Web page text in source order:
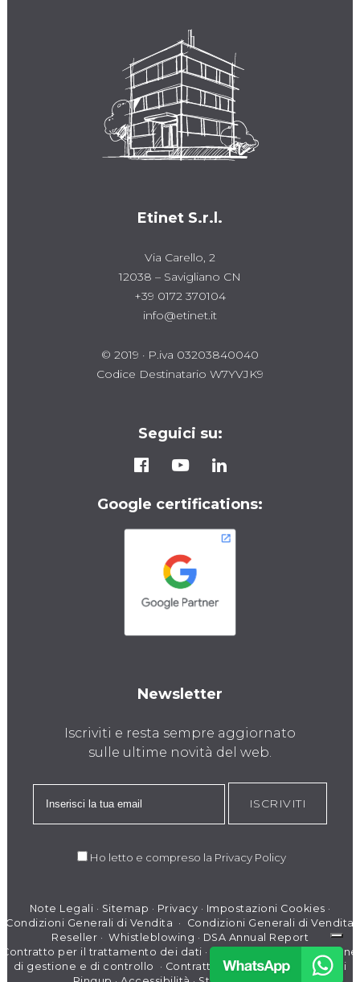
Etinet S.r.l.
Via Carello, 2
12038 – Savigliano CN
+39 0172 370104
info@etinet.it
© 2019 · P.iva 03203840040
Codice Destinatario W7YVJK9
Seguici su:
Google certifications:
Newsletter
Iscriviti e resta sempre aggiornato
sulle ultime novità del web.
ISCRIVITI
Ho letto e compreso la Privacy Policy
Note Legali · Sitemap · Privacy · Impostazioni Cookies ·
Condizioni Generali di Vendita · Condizioni Generali di Vendita
Reseller · Whistleblowing · DSA Annual Report
Contratto per il trattamento dei dati ·Modello di organizzazione
di gestione e di controllo
· Contratto per il Trattamento dati